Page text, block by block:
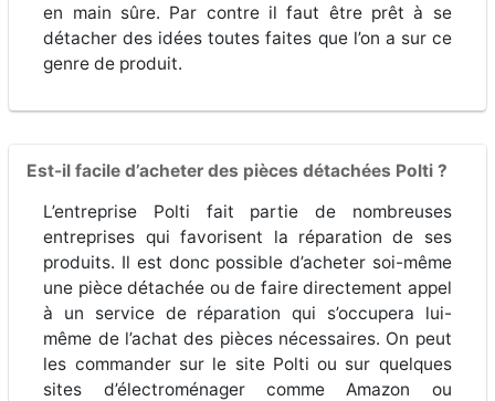
en main sûre. Par contre il faut être prêt à se
détacher des idées toutes faites que l’on a sur ce
genre de produit.
Est-il facile d’acheter des pièces détachées Polti ?
L’entreprise Polti fait partie de nombreuses
entreprises qui favorisent la réparation de ses
produits. Il est donc possible d’acheter soi-même
une pièce détachée ou de faire directement appel
à un service de réparation qui s’occupera lui-
même de l’achat des pièces nécessaires. On peut
les commander sur le site Polti ou sur quelques
sites d’électroménager comme Amazon ou